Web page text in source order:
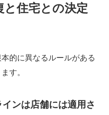
と住宅との決定
的に異なるルールがある
す。
ンは店舗には適用さ